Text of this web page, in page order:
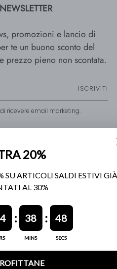
promozioni e lancio di
te un buono sconto del
prezzo pieno non scontata.
ISCRIVITI
ricevere email marketing.
DAZZY
relative alla privacy